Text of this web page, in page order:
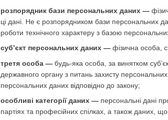
розпорядник бази персональних даних —
ці дані. Не є розпорядником бази персональних
роботи технічного характеру з базою
суб’єкт персональних даних — фізична особа,
третя особа — будь-яка особа, за винятком
державного органу з питань захисту
персональних даних відповідно до закону;
особливі категорії даних — персональні дані
партіях та професійних спілках, а також даних,